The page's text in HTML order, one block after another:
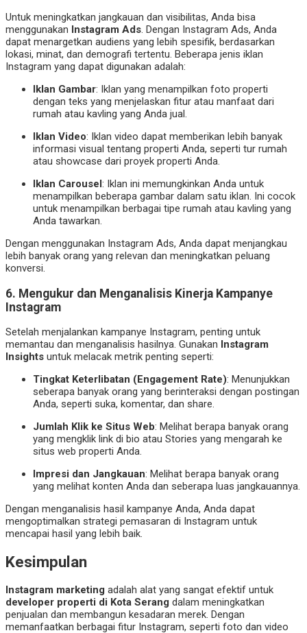
Untuk meningkatkan jangkauan dan visibilitas, Anda bisa
menggunakan Instagram Ads. Dengan Instagram Ads, Anda
dapat menargetkan audiens yang lebih spesifik, berdasarkan
lokasi, minat, dan demografi tertentu. Beberapa jenis iklan
Instagram yang dapat digunakan adalah:
Iklan Gambar: Iklan yang menampilkan foto properti
dengan teks yang menjelaskan fitur atau manfaat dari
rumah atau kavling yang Anda jual.
Iklan Video: Iklan video dapat memberikan lebih banyak
informasi visual tentang properti Anda, seperti tur rumah
atau showcase dari proyek properti Anda.
Iklan Carousel : Iklan ini memungkinkan Anda untuk
menampilkan beberapa gambar dalam satu iklan. Ini cocok
untuk menampilkan berbagai tipe rumah atau kavling yang
Anda tawarkan.
Dengan menggunakan Instagram Ads, Anda dapat menjangkau
lebih banyak orang yang relevan dan meningkatkan peluang
konversi.
6. Mengukur dan Menganalisis Kinerja Kampanye
Instagram
Setelah menjalankan kampanye Instagram, penting untuk
memantau dan menganalisis hasilnya. Gunakan Instagram
Insights untuk melacak metrik penting seperti:
Tingkat Keterlibatan (Engagement Rate): Menunjukkan
seberapa banyak orang yang berinteraksi dengan postingan
Anda, seperti suka, komentar, dan share.
Jumlah Klik ke Situs Web: Melihat berapa banyak orang
yang mengklik link di bio atau Stories yang mengarah ke
situs web properti Anda.
Impresi dan Jangkauan: Melihat berapa banyak orang
yang melihat konten Anda dan seberapa luas jangkauannya.
Dengan menganalisis hasil kampanye Anda, Anda dapat
mengoptimalkan strategi pemasaran di Instagram untuk
mencapai hasil yang lebih baik.
Kesimpulan
Instagram marketing adalah alat yang sangat efektif untuk
developer properti di Kota Serang dalam meningkatkan
penjualan dan membangun kesadaran merek. Dengan
memanfaatkan berbagai fitur Instagram, seperti foto dan video